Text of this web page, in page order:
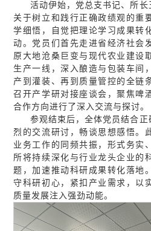
活动伊始，党总支书记、所
关于树立和践行正确政绩观的重
学细悟，自觉把理论学习成果转
动。党员们首先走进省经济社会
原大地沧桑巨变与现代农业建设
生产一线，深入酿造与包装车间
产到灌装、再到质量管控的全链
召开产学研对接座谈会，聚焦啤
合作方向进行了深入交流与探讨。
参观结束后，全体党员结合
烈的交流研讨，畅谈思想感悟。
业务工作的同频共振，形式务实
所将持续深化与行业龙头企业的
题，加速推动科研成果转化落地
守科研初心，紧扣产业需求，以
质量发展注入强劲动能。